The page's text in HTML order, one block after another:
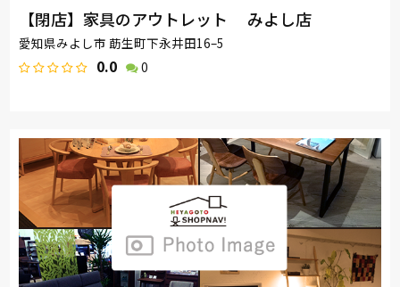
【閉店】家具のアウトレット みよし店
愛知県みよし市 莇生町下永井田16–5
0.0 0